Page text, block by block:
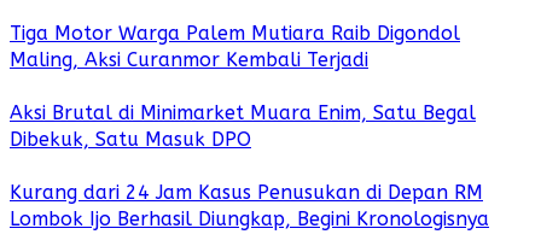
Tiga Motor Warga Palem Mutiara Raib Digondol
Maling, Aksi Curanmor Kembali Terjadi
Aksi Brutal di Minimarket Muara Enim, Satu Begal
Dibekuk, Satu Masuk DPO
Kurang dari 24 Jam Kasus Penusukan di Depan RM
Lombok Ijo Berhasil Diungkap, Begini Kronologisnya